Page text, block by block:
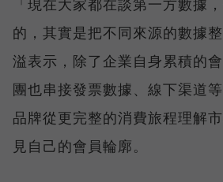
「現在大家都在談第一方數據
的，其實是把不同來源的數據
溢表示，除了企業自身累積的
團也串接發票數據、線下渠道
品牌從更完整的消費旅程理解
見自己的會員輪廓。